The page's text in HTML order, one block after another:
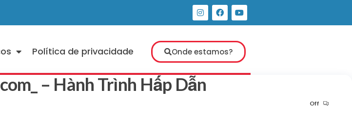
Política de privacidade Onde estamos?
– Hành Trình Hấp Dẫn
Off